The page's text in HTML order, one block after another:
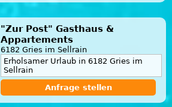
"Zur Post" Gasthaus &
Appartements
6182 Gries im Sellrain
Erholsamer Urlaub in 6182 Gries im
Sellrain
Anfrage stellen